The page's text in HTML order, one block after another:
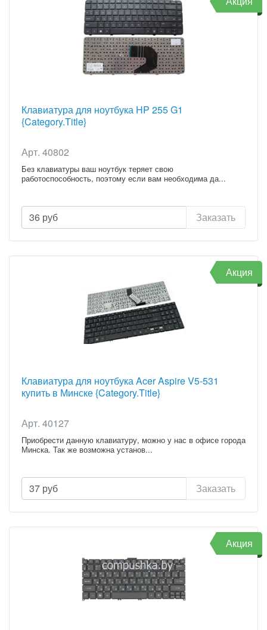
Клавиатура для ноутбука HP 255 G1
{Category.Title}
Арт. 40802
Без клавиатуры ваш ноутбук теряет свою
работоспособность, поэтому если вам необходима да...
36 руб Заказать
Клавиатура для ноутбука Acer Aspire V5-531
купить в Минске {Category.Title}
Арт. 40127
Приобрести данную клавиатуру, можно у нас в офисе города
Минска. Так же возможна установ...
37 руб Заказать
Акция
Акция